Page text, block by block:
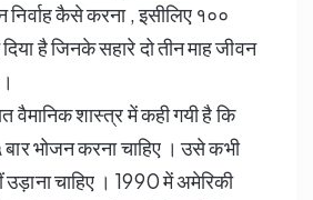
निर्वाह कैसे करना , इसीलिए १००
है जिनके सहारे दो तीन माह जीवन
वैमानिक शास्त्र में कही गयी है कि
बार भोजन करना चाहिए । उसे कभी
उड़ाना चाहिए । 1990 में अमेरिकी